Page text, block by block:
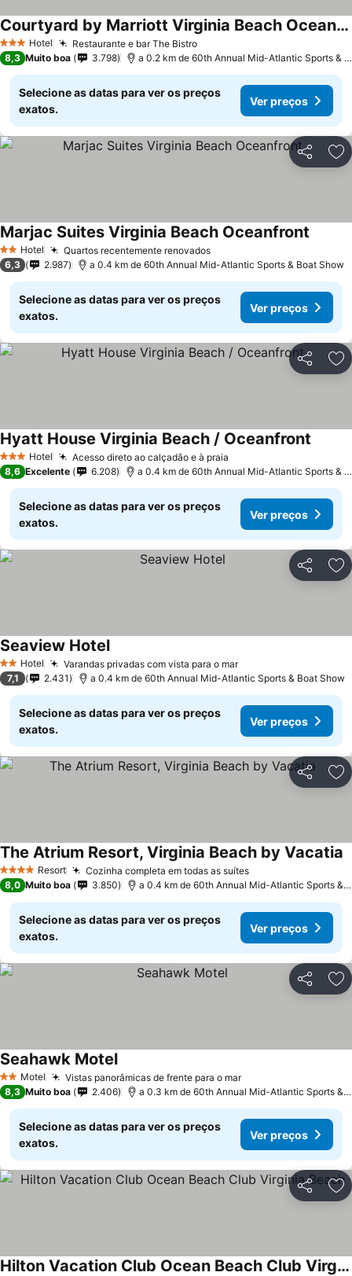
3 EstrelasHotel Restaurante e bar The Bistro
Courtyard by Marriott Virginia Beach Oceanfront/South
8,3 Muito boa 3.798 a 0.2 km de 60th Annual Mid-Atlantic Sports & Boat Show
Selecione as datas para ver os preços
exatos.
Ver preços
Partilhar
2 Estrelas
Hotel Quartos recentemente renovados
Marjac Suites Virginia Beach Oceanfront
6,3 2.987 a 0.4 km de 60th Annual Mid-Atlantic Sports & Boat Show
Selecione as datas para ver os preços
exatos.
Ver preços
Partilhar
3 EstrelasHotel Acesso direto ao calçadão e à praia
Hyatt House Virginia Beach / Oceanfront
8,6 Excelente 6.208 a 0.4 km de 60th Annual Mid-Atlantic Sports & Boat Show
Selecione as datas para ver os preços
exatos.
Ver preços
Partilhar
2 Estrelas
Hotel Varandas privadas com vista para o mar
Seaview Hotel
7,1 2.431 a 0.4 km de 60th Annual Mid-Atlantic Sports & Boat Show
Selecione as datas para ver os preços
exatos.
Ver preços
Partilhar
4 EstrelasResort Cozinha completa em todas as suítes
The Atrium Resort, Virginia Beach by Vacatia
8,0 Muito boa 3.850 a 0.4 km de 60th Annual Mid-Atlantic Sports & Boat Show
Selecione as datas para ver os preços
exatos.
Ver preços
Partilhar
2 Estrelas
Motel Vistas panorâmicas de frente para o mar
Seahawk Motel
8,3 Muito boa 2.406 a 0.3 km de 60th Annual Mid-Atlantic Sports & Boat Show
Selecione as datas para ver os preços
exatos.
Ver preços
Partilhar
Hilton Vacation Club Ocean Beach Club Virginia Beach